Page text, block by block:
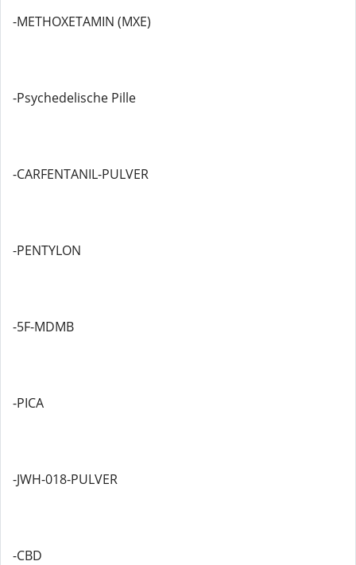
-METHOXETAMIN (MXE)
-Psychedelische Pille
-CARFENTANIL-PULVER
-PENTYLON
-5F-MDMB
-PICA
-JWH-018-PULVER
-CBD